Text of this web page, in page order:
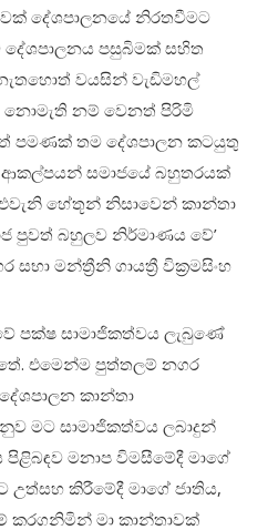
දේශපාලනයේ නිරතවීමට
පසුබිමක් සහිත
වයසින් වැඩිමහල්
නොමැති නම් වෙනත් පිරිමි
පමණක් තම දේශපාලන කටයුතු
සමාජයේ බහුතරයක්
හේතූන් නිසාවෙන් කාන්තා
පුවත් බහුලව නිර්මාණය වේ’
මන්ත්‍රීනි ගායත්‍රී වික්‍රමසිංහ
පක්ෂ සාමාජිකත්වය ලැබුණේ
එමෙන්ම පුත්තලම් නගර
කාන්තා
මට සාමාජිකත්වය ලබාදුන්
මනාප විමසීමේදී මාගේ
උත්සහ කිරීමේදී මාගේ ජාතිය,
කරගනිමින් මා කාන්තාවක්